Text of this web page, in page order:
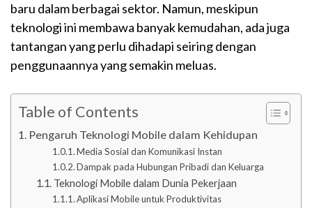
baru dalam berbagai sektor. Namun, meskipun
teknologi ini membawa banyak kemudahan, ada juga
tantangan yang perlu dihadapi seiring dengan
penggunaannya yang semakin meluas.
Table of Contents
Pengaruh Teknologi Mobile dalam Kehidupan
Media Sosial dan Komunikasi Instan
Dampak pada Hubungan Pribadi dan Keluarga
Teknologi Mobile dalam Dunia Pekerjaan
Aplikasi Mobile untuk Produktivitas